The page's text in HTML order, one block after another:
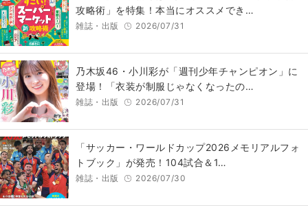
攻略術」を特集！本当にオススメでき…
雑誌・出版 2026/07/31
乃木坂46・小川彩が「週刊少年チャンピオン」に
登場！「衣装が制服じゃなくなったの…
雑誌・出版 2026/07/31
「サッカー・ワールドカップ2026メモリアルフォ
トブック」が発売！104試合＆1…
雑誌・出版 2026/07/30